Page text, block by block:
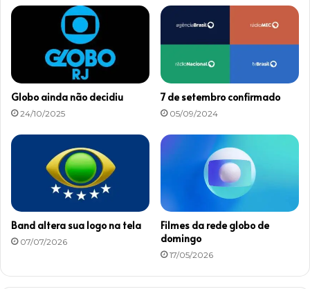
b
d
d
o
i
3
/
1
Globo ainda não decidiu
24/10/2025
7 de setembro confirmado
05/09/2024
Band altera sua logo na tela
07/07/2026
Filmes da rede globo de
domingo
17/05/2026